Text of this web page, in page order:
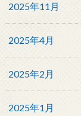
2025年11月
2025年4月
2025年2月
2025年1月